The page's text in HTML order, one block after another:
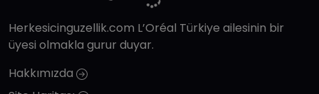
Herkesicinguzellik.com L’Oréal Türkiye ailesinin bir
üyesi olmakla gurur duyar.
Hakkımızda